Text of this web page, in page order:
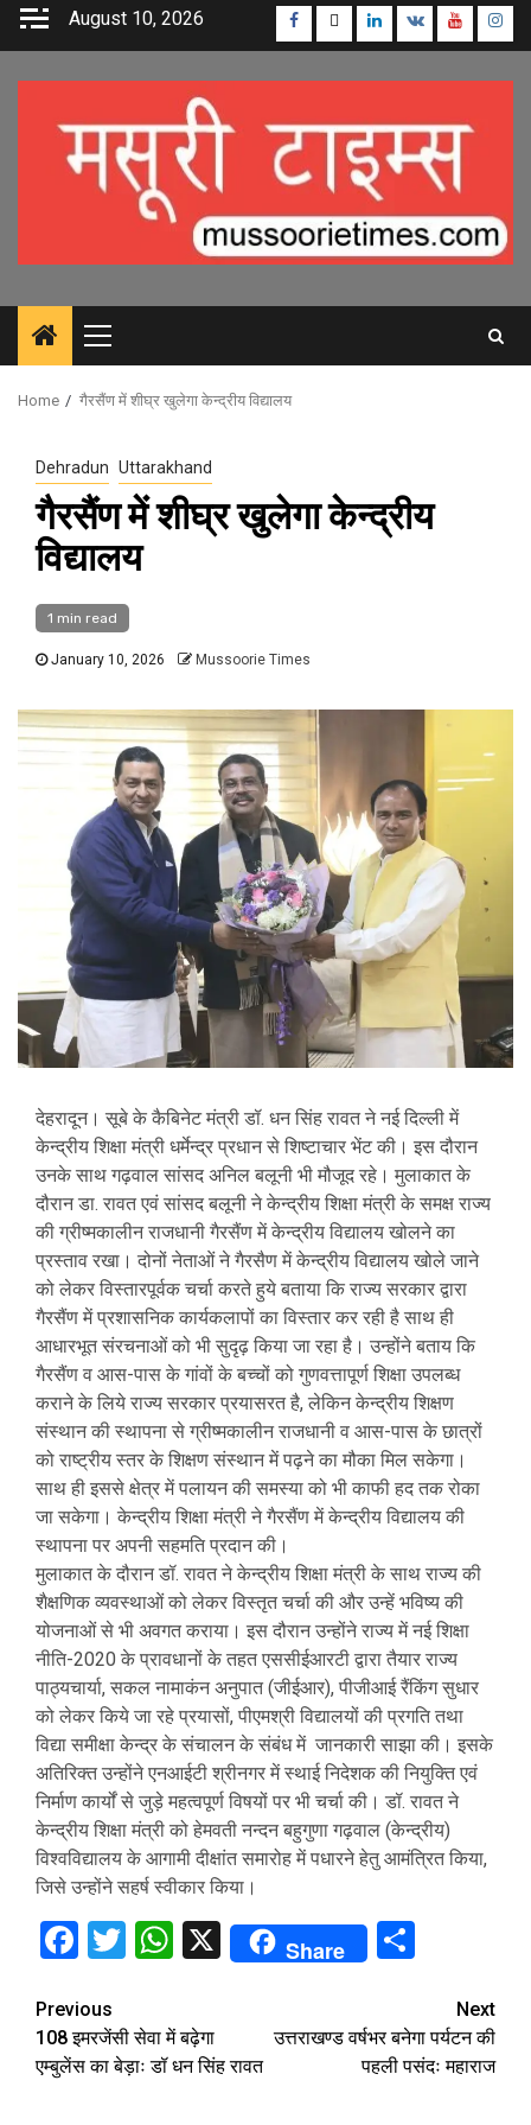
Skip
August 10, 2026 Facebook
TwitterLinkedin
VK Youtube
Primary
Menu
Home गैरसैंण में शीघ्र खुलेगा केन्द्रीय विद्यालय
Dehradun Uttarakhand
गैरसैंण में शीघ्र खुलेगा केन्द्रीय
विद्यालय
1 min read
January 10, 2026 Mussoorie Times
देहरादून। सूबे के कैबिनेट मंत्री डॉ. धन सिंह रावत ने नई दिल्ली में
केन्द्रीय शिक्षा मंत्री धर्मेन्द्र प्रधान से शिष्टाचार भेंट की। इस दौरान
उनके साथ गढ़वाल सांसद अनिल बलूनी भी मौजूद रहे। मुलाकात के
दौरान डा. रावत एवं सांसद बलूनी ने केन्द्रीय शिक्षा मंत्री के समक्ष राज्य
की ग्रीष्मकालीन राजधानी गैरसैंण में केन्द्रीय विद्यालय खोलने का
प्रस्ताव रखा। दोनों नेताओं ने गैरसैण में केन्द्रीय विद्यालय खोले जाने
को लेकर विस्तारपूर्वक चर्चा करते हुये बताया कि राज्य सरकार द्वारा
गैरसैंण में प्रशासनिक कार्यकलापों का विस्तार कर रही है साथ ही
आधारभूत संरचनाओं को भी सुदृढ़ किया जा रहा है। उन्होंने बताय कि
गैरसैंण व आस-पास के गांवों के बच्चों को गुणवत्तापूर्ण शिक्षा उपलब्ध
कराने के लिये राज्य सरकार प्रयासरत है, लेकिन केन्द्रीय शिक्षण
संस्थान की स्थापना से ग्रीष्मकालीन राजधानी व आस-पास के छात्रों
को राष्ट्रीय स्तर के शिक्षण संस्थान में पढ़ने का मौका मिल सकेगा।
साथ ही इससे क्षेत्र में पलायन की समस्या को भी काफी हद तक रोका
जा सकेगा। केन्द्रीय शिक्षा मंत्री ने गैरसैंण में केन्द्रीय विद्यालय की
स्थापना पर अपनी सहमति प्रदान की।
मुलाकात के दौरान डॉ. रावत ने केन्द्रीय शिक्षा मंत्री के साथ राज्य की
शैक्षणिक व्यवस्थाओं को लेकर विस्तृत चर्चा की और उन्हें भविष्य की
योजनाओं से भी अवगत कराया। इस दौरान उन्होंने राज्य में नई शिक्षा
नीति-2020 के प्रावधानों के तहत एससीईआरटी द्वारा तैयार राज्य
पाठ्यचार्या, सकल नामाकंन अनुपात (जीईआर), पीजीआई रैंकिंग सुधार
को लेकर किये जा रहे प्रयासों, पीएमश्री विद्यालयों की प्रगति तथा
विद्या समीक्षा केन्द्र के संचालन के संबंध में जानकारी साझा की। इसके
अतिरिक्त उन्होंने एनआईटी श्रीनगर में स्थाई निदेशक की नियुक्ति एवं
निर्माण कार्यों से जुड़े महत्वपूर्ण विषयों पर भी चर्चा की। डॉ. रावत ने
केन्द्रीय शिक्षा मंत्री को हेमवती नन्दन बहुगुणा गढ़वाल (केन्द्रीय)
विश्वविद्यालय के आगामी दीक्षांत समारोह में पधारने हेतु आमंत्रित किया,
जिसे उन्होंने सहर्ष स्वीकार किया।
Facebook
TwitterWhatsApp
X Share
Continue
Reading
Previous
108 इमरजेंसी सेवा में बढ़ेगा
एम्बुलेंस का बेड़ाः डॉ धन सिंह रावत
Next
उत्तराखण्ड वर्षभर बनेगा पर्यटन की
पहली पसंदः महाराज